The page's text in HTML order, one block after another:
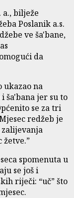
a., bilježe
Poslanik a.s.
ve ša'bane,
da
ukazao na
ša'bana jer su to
se za tri
redžeb je
zalijevanja
žetve.”
spomenuta u
se još i
riječi: “uč” što